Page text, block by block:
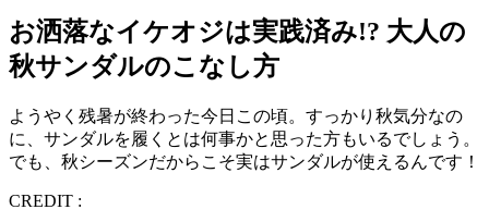
お洒落なイケオジは実践済み!? 大人の
秋サンダルのこなし方
ようやく残暑が終わった今日この頃。すっかり秋気分なの
に、サンダルを履くとは何事かと思った方もいるでしょう。
でも、秋シーズンだからこそ実はサンダルが使えるんです！
CREDIT :